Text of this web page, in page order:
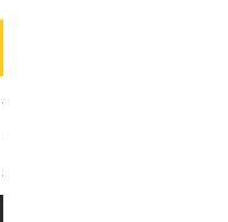
ชามเคลือบ Enamel Food grade ล
ภาษี รวม